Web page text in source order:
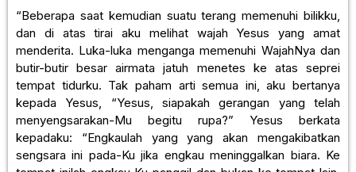
“Beberapa saat kemudian suatu terang memenuhi bilikku,
dan di atas tirai aku melihat wajah Yesus yang amat
menderita. Luka-luka menganga memenuhi WajahNya dan
butir-butir besar airmata jatuh menetes ke atas seprei
tempat tidurku. Tak paham arti semua ini, aku bertanya
kepada Yesus, “Yesus, siapakah gerangan yang telah
menyengsarakan-Mu begitu rupa?” Yesus berkata
kepadaku: “Engkaulah yang yang akan mengakibatkan
sengsara ini pada-Ku jika engkau meninggalkan biara. Ke